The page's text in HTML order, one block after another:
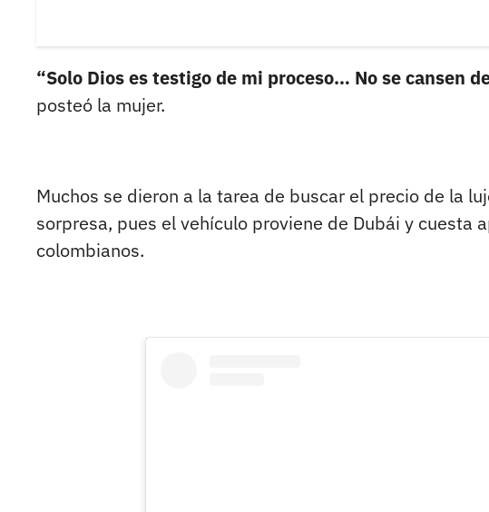
“Solo Dios es testigo de mi proceso… No se cansen
posteó la mujer.
Muchos se dieron a la tarea de buscar el precio de la
sorpresa, pues el vehículo proviene de Dubái y cuesta
colombianos.